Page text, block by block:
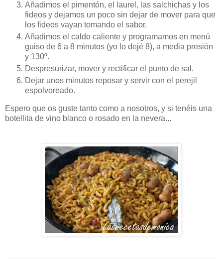
Añadimos el pimentón, el laurel, las salchichas y los
fideos y dejamos un poco sin dejar de mover para que
los fideos vayan tomando el sabor.
Añadimos el caldo caliente y programamos en menú
guiso de 6 a 8 minutos (yo lo dejé 8), a media presión
y 130º.
Despresurizar, mover y rectificar el punto de sal.
Dejar unos minutos reposar y servir con el perejil
espolvoreado.
Espero que os guste tanto como a nosotros, y si tenéis una
botellita de vino blanco o rosado en la nevera...